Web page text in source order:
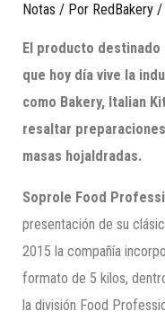
Notas / Por RedBakery
El producto
que hoy día vive la
como Bakery, Italian
resaltar
masas hojaldradas.
Soprole Food
presentación de su
2015 la compañía
formato de 5 kilos,
la división Food